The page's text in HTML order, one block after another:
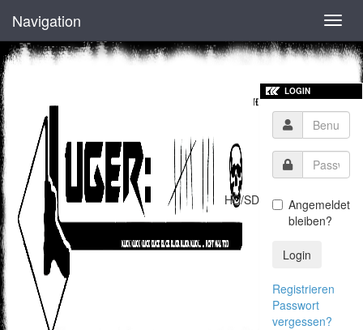
Navigation
HD/SD
LOGIN
Angemeldet
bleiben?
Login
Registrieren
Passwort
vergessen?